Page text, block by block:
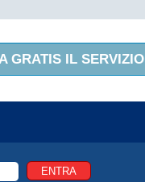
GRATIS IL SERVIZIO